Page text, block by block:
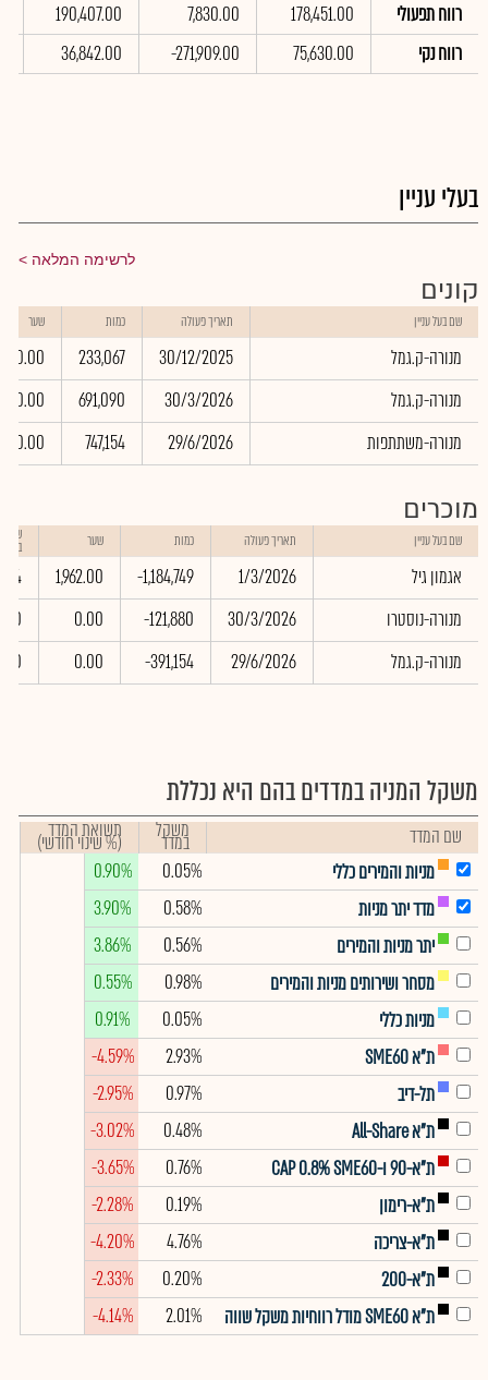
רווח תפעולי
178,451.00
7,830.00
190,407.00
רווח נקי
75,630.00
-271,909.00
36,842.00
בעלי עניין
לרשימה המלאה
קונים
שם בעל עניין תאריך פעולה כמות שער
מנורה-ק.גמל 30/12/2025
233,067
0.00
מנורה-ק.גמל
30/3/2026
691,090
0.00
מנורה-משתתפות
29/6/2026
747,154
0.00
מוכרים
שם בעל עניין תאריך פעולה כמות שער
אגמון גיל 1/3/2026
-1,184,749
1,962.00
מנורה-נוסטרו
30/3/2026
-121,880
0.00
מנורה-ק.גמל
29/6/2026
-391,154
0.00
משקל המניה במדדים בהם היא נכללת
שם המדד משקל
במדד תשואת המדד
(% שינוי חודשי)
מניות והמירים כללי
0.05%
0.90%
מדד יתר מניות
0.58%
3.90%
יתר מניות והמירים
0.56%
3.86%
מסחר ושירותים מניות והמירים
0.98%
0.55%
מניות כללי
0.05%
0.91%
ת"א SME60
2.93%
-4.59%
תל-דיב
0.97%
-2.95%
ת"א All-Share
0.48%
-3.02%
ת"א-90 ו-CAP 0.8% SME60
0.76%
-3.65%
ת"א-רימון
0.19%
-2.28%
ת"א-צריכה
4.76%
-4.20%
ת"א-200
0.20%
-2.33%
ת"א SME60 מודל רווחיות משקל שווה
2.01%
-4.14%